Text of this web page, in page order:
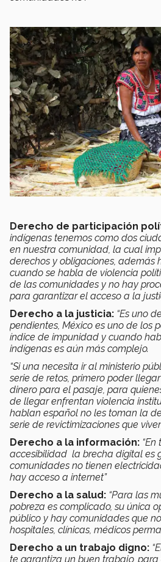
Derecho de participación
indígenas tenemos como dos
en nuestra comunidad, la cual
derechos y obligaciones, además
cuando se habla de violencia
de las comunidades y no hay
para garantizar el acceso a la
Derecho a la justicia: “Es uno
pendientes, México es uno de los
índice de impunidad y cuando
indígenas es aún más complejo.
“Si una necesita ir al ministerio
serie de retos, primero poder
dinero para el pasaje, para
de llegar enfrentan violencia
hablan español no les toman la
serie de revictimizaciones que
Derecho a la información:
accesibilidad la brecha digital es
comunidades no tienen
hay acceso a internet”
Derecho a la salud: “Para las
pobreza es complicado, su única
público y hay comunidades que
hospitales, clínicas, médicos
Derecho a un trabajo digno:
te garantiza un buen trabajo, para